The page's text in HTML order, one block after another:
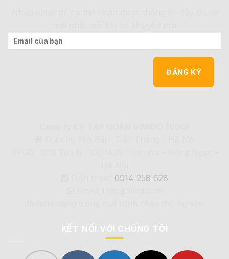
0914 258 628
KẾT NỐI VỚI CHÚNG TÔI